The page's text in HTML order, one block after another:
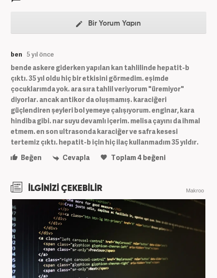
Bir Yorum Yapın
ben 5 yıl önce
bende askere giderken yapılan kan tahlilinde hepatit-b
çıktı. 35 yıl oldu hiç bir etkisini görmedim. eşimde
çocuklarımda yok. ara sıra tahlil veriyorum "üremiyor"
diyorlar. ancak antikor da oluşmamış. karaciğeri
güçlendiren şeyleri bol yemeye çalışıyorum. enginar, kara
hindiba gibi. nar suyu devamlı içerim. melisa çayını da ihmal
etmem. en son ultrasonda karaciğer ve safra kesesi
tertemiz çıktı. hepatit-b için hiç ilaç kullanmadım 35 yıldır.
Beğen
Cevapla Toplam4 beğeni
İLGİNİZİ ÇEKEBİLİR Makroo